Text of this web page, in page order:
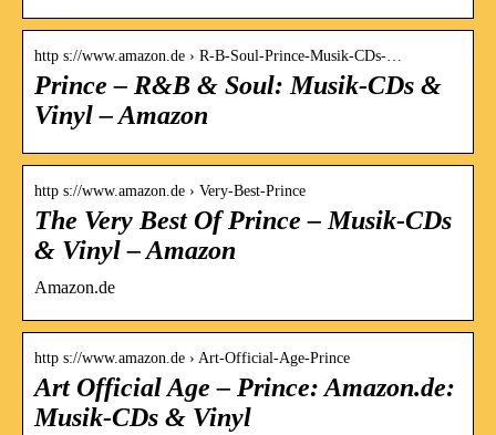
http s://www.amazon.de › R-B-Soul-Prince-Musik-CDs-…
Prince – R&B & Soul: Musik-CDs &
Vinyl – Amazon
http s://www.amazon.de › Very-Best-Prince
The Very Best Of Prince – Musik-CDs
& Vinyl – Amazon
Amazon.de
http s://www.amazon.de › Art-Official-Age-Prince
Art Official Age – Prince: Amazon.de:
Musik-CDs & Vinyl